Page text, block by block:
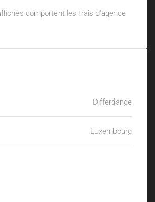
comportent les frais d'agence
Differdange
Luxembourg